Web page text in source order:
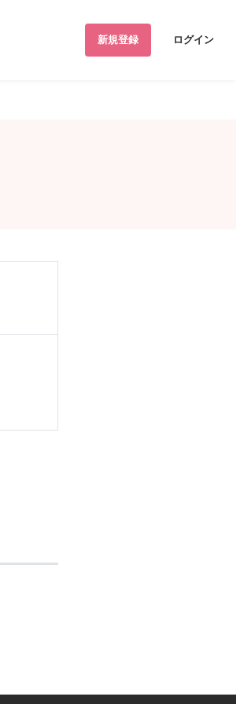
新規登録 ログイン